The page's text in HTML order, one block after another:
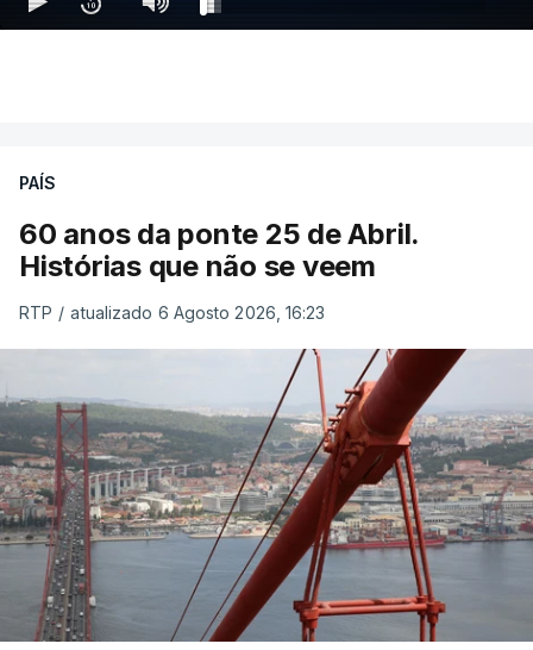
PAÍS
60 anos da ponte 25 de Abril.
Histórias que não se veem
RTP / atualizado 6 Agosto 2026, 16:23